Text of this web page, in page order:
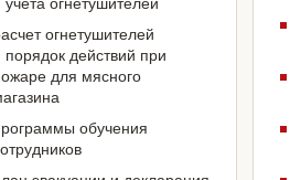
учета огнетушителей
огнетушителей
порядок действий при
для мясного
обучения